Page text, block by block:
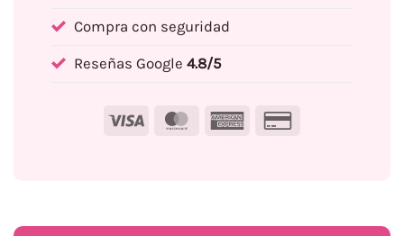
Compra con seguridad
Reseñas Google 4.8/5
Visa MasterCardAmerican